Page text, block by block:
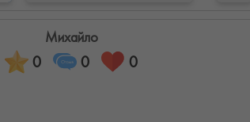
Михайло
0 0 0